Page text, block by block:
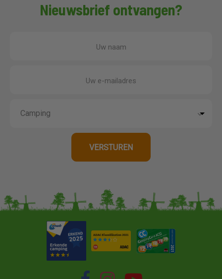
Nieuwsbrief ontvangen?
Uw naam
Uw e-mailadres